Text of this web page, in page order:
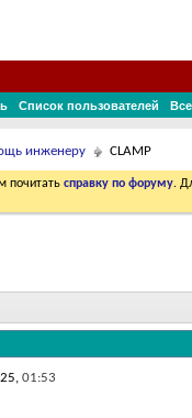
Список пользователей
инженеру CLAMP
почитать справку по форуму.
01:53